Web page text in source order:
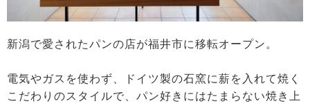
新潟で愛されたパンの店が福井市に移転オープン。
電気やガスを使わず、ドイツ製の石窯に薪を入れて焼く
こだわりのスタイルで、パン好きにはたまらない焼き上